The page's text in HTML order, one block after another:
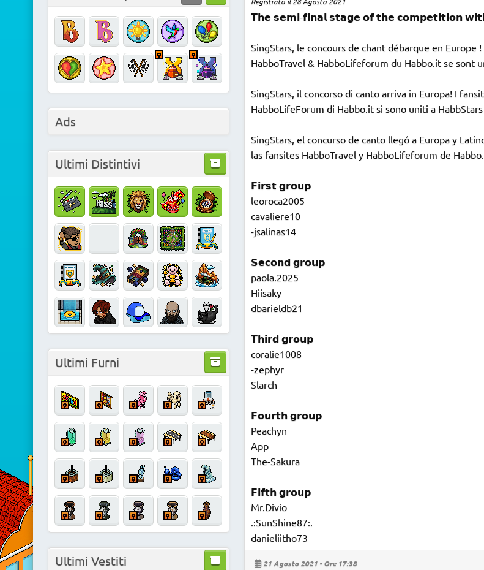
seconds
𝗧𝗵𝗲 𝘀𝗲𝗺𝗶-𝗳𝗶𝗻𝗮𝗹 𝘀𝘁𝗮𝗴𝗲 𝗼𝗳 𝘁𝗵𝗲 𝗰𝗼𝗺𝗽𝗲𝘁𝗶𝘁𝗶𝗼𝗻
SingStars, le concours de chant débarque en
HabboTravel & HabboLifeforum du Habbo.it se sont
SingStars, il concorso di canto arriva in Europa! I
HabboLifeForum di Habbo.it si sono uniti a
SingStars, el concurso de canto llegó a Europa y
las fansites HabboTravel y HabboLifeforum de
𝗙𝗶𝗿𝘀𝘁 𝗴𝗿𝗼𝘂𝗽
leoroca2005
cavaliere10
-jsalinas14
𝗦𝗲𝗰𝗼𝗻𝗱 𝗴𝗿𝗼𝘂𝗽
paola.2025
Hiisaky
dbarieldb21
𝗧𝗵𝗶𝗿𝗱 𝗴𝗿𝗼𝘂𝗽
coralie1008
-zephyr
Slarch
𝗙𝗼𝘂𝗿𝘁𝗵 𝗴𝗿𝗼𝘂𝗽
Peachyn
App
The-Sakura
𝗙𝗶𝗳𝘁𝗵 𝗴𝗿𝗼𝘂𝗽
Mr.Divio
.:SunShine87:.
danieliitho73
21 Agosto 2021 - Ore 17:38
Ads
Ultimi Distintivi
Ultimi Furni
Ultimi Vestiti